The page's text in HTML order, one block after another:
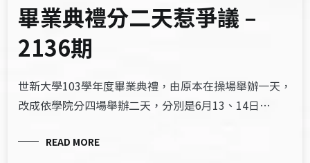
畢業典禮分二天惹爭議 –
2136期
世新大學103學年度畢業典禮，由原本在操場舉辦一天，
改成依學院分四場舉辦二天，分別是6月13、14日…
READ MORE